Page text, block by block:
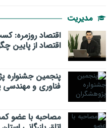
مدیریت
اقتصاد روزمره:
اقتصاد از پایین
پنجمین جشنواره
فناوری و
مصاحبه با عضو